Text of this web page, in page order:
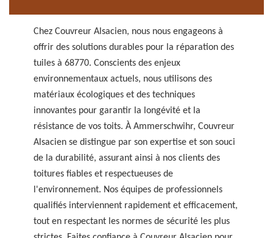
Chez Couvreur Alsacien, nous nous engageons à
offrir des solutions durables pour la réparation des
tuiles à 68770. Conscients des enjeux
environnementaux actuels, nous utilisons des
matériaux écologiques et des techniques
innovantes pour garantir la longévité et la
résistance de vos toits. À Ammerschwihr, Couvreur
Alsacien se distingue par son expertise et son souci
de la durabilité, assurant ainsi à nos clients des
toitures fiables et respectueuses de
l'environnement. Nos équipes de professionnels
qualifiés interviennent rapidement et efficacement,
tout en respectant les normes de sécurité les plus